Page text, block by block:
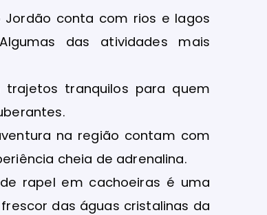
conta com rios e lagos
das atividades mais
tranquilos para quem
na região contam com
cheia de adrenalina.
rapel em cachoeiras é uma
das águas cristalinas da